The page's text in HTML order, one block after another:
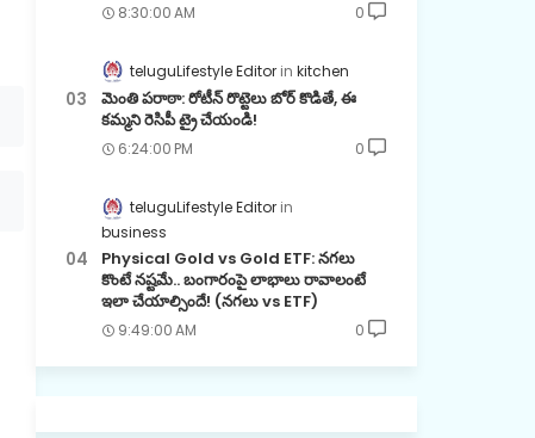
8:30:00 AM 0
teluguLifestyle Editor kitchen
మెంతి పరాఠా: రోటీన్ రొట్టెలు బోర్ కొడితే, ఈ
కమ్మని రెసిపీ ట్రై చేయండి!
6:24:00 PM 0
teluguLifestyle Editor
business
Physical Gold vs Gold ETF: నగలు
కొంటే నష్టమే.. బంగారంపై లాభాలు రావాలంటే
ఇలా చేయాల్సిందే! (నగలు vs ETF)
9:49:00 AM 0